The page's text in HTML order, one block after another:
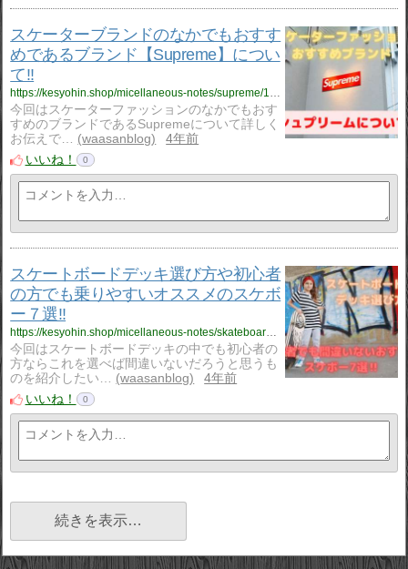
スケーターブランドのなかでもおすす
めであるブランド【Supreme】につい
て‼
https://kesyohin.shop/micellaneous-notes/supreme/1245/
今回はスケーターファッションのなかでもおす
すめのブランドであるSupremeについて詳しく
お伝えで…
waasanblog
4年前
いいね！
0
スケートボードデッキ選び方や初心者
の方でも乗りやすいオススメのスケボ
ー７選‼
https://kesyohin.shop/micellaneous-notes/skateboard-deck/1210/
今回はスケートボードデッキの中でも初心者の
方ならこれを選べば間違いないだろうと思うも
のを紹介したい…
waasanblog
4年前
いいね！
0
続きを表示…